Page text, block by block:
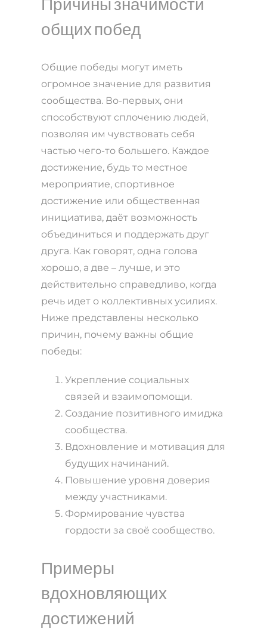
общих побед
Общие победы могут иметь
огромное значение для развития
сообщества. Во-первых, они
способствуют сплочению людей,
позволяя им чувствовать себя
частью чего-то большего. Каждое
достижение, будь то местное
мероприятие, спортивное
достижение или общественная
инициатива, даёт возможность
объединиться и поддержать друг
друга. Как говорят, одна голова
хорошо, а две – лучше, и это
действительно справедливо, когда
речь идет о коллективных усилиях.
Ниже представлены несколько
причин, почему важны общие
победы:
Укрепление социальных
связей и взаимопомощи.
Создание позитивного имиджа
сообщества.
Вдохновление и мотивация для
будущих начинаний.
Повышение уровня доверия
между участниками.
Формирование чувства
гордости за своё сообщество.
Примеры
вдохновляющих
достижений